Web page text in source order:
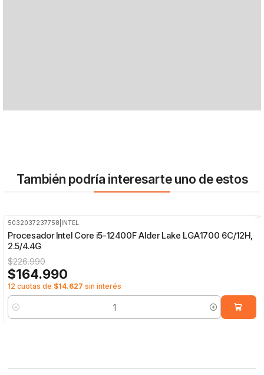
También podría interesarte uno de estos
5032037237758 INTEL
Procesador Intel Core i5-12400F Alder Lake LGA1700 6C/12H,
2.5/4.4G
$226.990
$164.990
12 cuotas de $14.627 sin interés
Cantidad